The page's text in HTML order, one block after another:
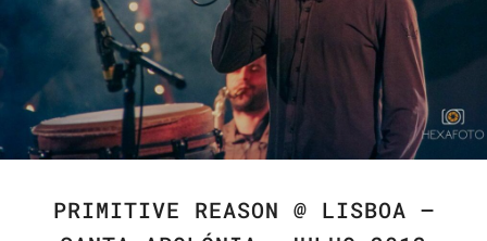
PRIMITIVE REASON @ LISBOA –